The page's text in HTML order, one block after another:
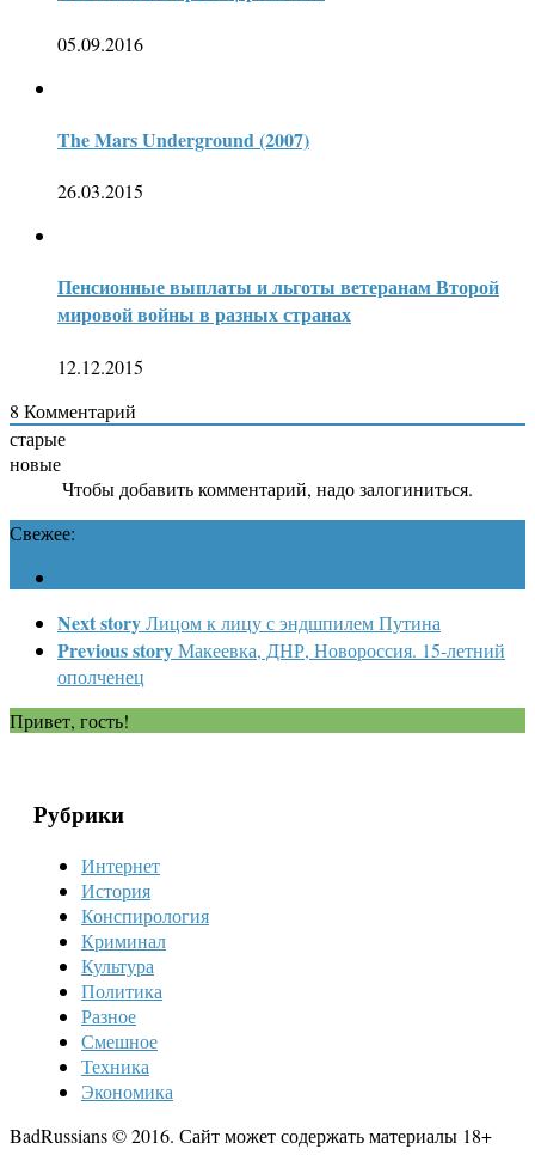
05.09.2016
The Mars Underground (2007)
26.03.2015
Пенсионные выплаты и льготы ветеранам Второй
мировой войны в разных странах
12.12.2015
8 Комментарий
старые
новые
Чтобы добавить комментарий, надо залогиниться.
Свежее:
Next storyЛицом к лицу с эндшпилем Путина
Previous storyМакеевка, ДНР, Новороссия. 15-летний
ополченец
Привет, гость!
Рубрики
Интернет
История
Конспирология
Криминал
Культура
Политика
Разное
Смешное
Техника
Экономика
BadRussians © 2016. Сайт может содержать материалы 18+